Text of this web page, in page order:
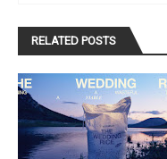
RELATED POSTS